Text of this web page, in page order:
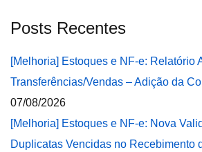
Posts Recentes
[Melhoria] Estoques e NF-e: Relatório
Transferências/Vendas – Adição da
07/08/2026
[Melhoria] Estoques e NF-e: Nova
Duplicatas Vencidas no Recebimento